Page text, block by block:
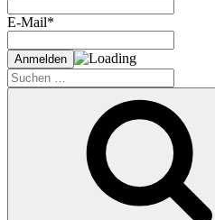
E-Mail*
Suche
nach: